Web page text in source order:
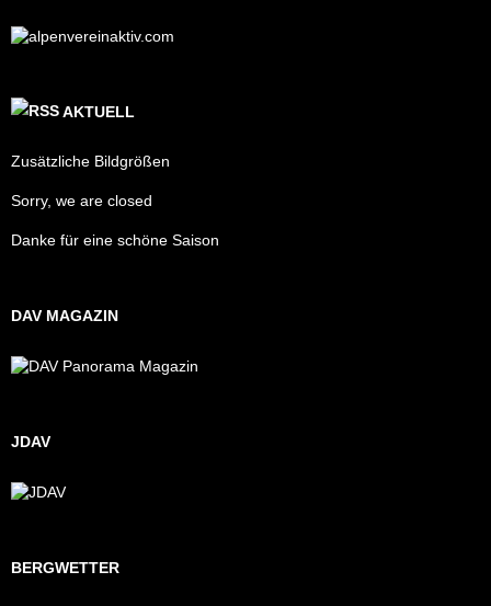
AKTUELL
Zusätzliche Bildgrößen
Sorry, we are closed
Danke für eine schöne Saison
DAV MAGAZIN
JDAV
BERGWETTER